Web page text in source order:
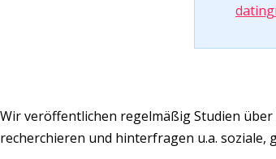
Wir veröffentlichen regelmäßig Studien
recherchieren und hinterfragen u.a. soziale,